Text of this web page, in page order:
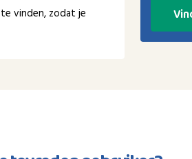
vinden, zodat je